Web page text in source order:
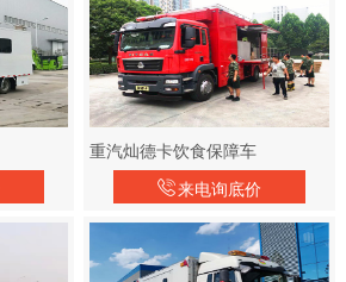
重汽灿德卡饮食保障车
来电询底价